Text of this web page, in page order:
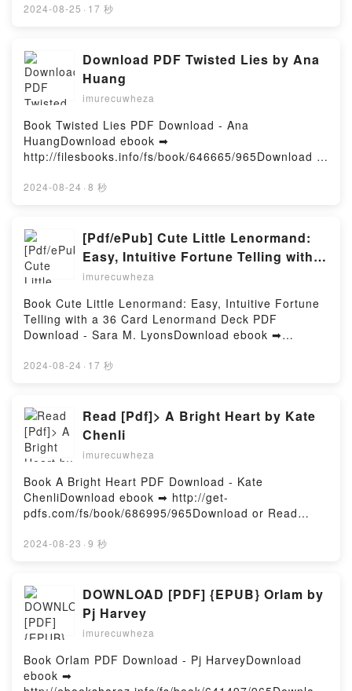
http://ebooksharez.info/fs/book/707404/966Download
Her Story in Her Own Words Free Book (PDF ePub
Mobi) by April Simpkins, Cheslie KrystBy the Time
You Read This: The Space between Cheslie's Smile
and Mental Illness-Her Story in Her Own Words April
Simpkins, Cheslie Kryst PDF, By the Time You Read
This: The Space between Cheslie's Smile and Mental
Illness-Her Story in Her Own Words April Simpkins,
Cheslie Kryst Epub, By the Time You Read This: The
Space between Cheslie's Smile and Mental Illness-
Space between Cheslie's Smile and Mental Illness-
Her Story in Her Own Words April Simpkins, Cheslie
Kryst Audiobook, By the Time You Read This: The
Space between Cheslie's Smile and Mental Illness-
Kryst VK, By the Time You Read This: The Space
between Cheslie's Smile and Mental Illness-Her
Story in Her Own Words April Simpkins, Cheslie
between Cheslie's Smile and Mental Illness-Her
Space between Cheslie's Smile and Mental Illness-
Her Story in Her Own Words April Simpkins, Cheslie
Kryst Free DownloadPowered by Firstory Hosting
2024-08-25 · 17 秒
Download PDF Twisted Lies by Ana
Huang
imurecuwheza
Book Twisted Lies PDF Download - Ana
HuangDownload ebook ➡
http://filesbooks.info/fs/book/646665/965Download or
Mobi) by Ana HuangTwisted Lies Ana Huang PDF,
Audiobook, Twisted Lies Ana Huang VK, Twisted Lies
Ana Huang Kindle, Twisted Lies Ana Huang Epub VK,
Twisted Lies Ana Huang Free DownloadPowered by
Firstory Hosting
2024-08-24 · 8 秒
[Pdf/ePub] Cute Little Lenormand:
Easy, Intuitive Fortune Telling with a
36 Card Lenormand Deck by Sara M.
imurecuwheza
Book Cute Little Lenormand: Easy, Intuitive Fortune
Telling with a 36 Card Lenormand Deck PDF
Download - Sara M. LyonsDownload ebook ➡
or Read Online Cute Little Lenormand: Easy,
LyonsCute Little Lenormand: Easy, Intuitive Fortune
Telling with a 36 Card Lenormand Deck Sara M.
Lyons PDF, Cute Little Lenormand: Easy, Intuitive
Fortune Telling with a 36 Card Lenormand Deck Sara
M. Lyons Epub, Cute Little Lenormand: Easy,
Intuitive Fortune Telling with a 36 Card Lenormand
Deck Sara M. Lyons Read Online, Cute Little
Lenormand: Easy, Intuitive Fortune Telling with a 36
Card Lenormand Deck Sara M. Lyons Audiobook,
Lyons VK, Cute Little Lenormand: Easy, Intuitive
Fortune Telling with a 36 Card Lenormand Deck Sara
M. Lyons Kindle, Cute Little Lenormand: Easy,
Intuitive Fortune Telling with a 36 Card Lenormand
Lenormand: Easy, Intuitive Fortune Telling with a 36
Card Lenormand Deck Sara M. Lyons Free
2024-08-24 · 17 秒
Read [Pdf]> A Bright Heart by Kate
Chenli
imurecuwheza
Book A Bright Heart PDF Download - Kate
ChenliDownload ebook ➡ http://get-
pdfs.com/fs/book/686995/965Download or Read
Kate ChenliA Bright Heart Kate Chenli PDF, A Bright
A Bright Heart Kate Chenli VK, A Bright Heart Kate
Chenli Kindle, A Bright Heart Kate Chenli Epub VK, A
Bright Heart Kate Chenli Free DownloadPowered by
Firstory Hosting
2024-08-23 · 9 秒
DOWNLOAD [PDF] {EPUB} Orlam by
Pj Harvey
imurecuwheza
Book Orlam PDF Download - Pj HarveyDownload
ebook ➡